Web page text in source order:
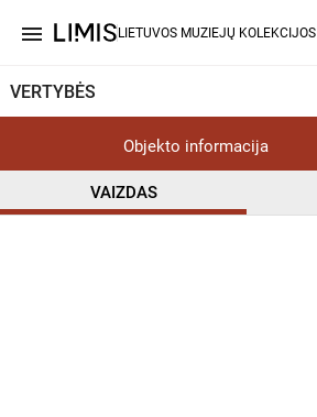
menu LIETUVOS MUZIEJŲ KOLEKCIJOS
VERTYBĖS
Objekto informacija
VAIZDAS